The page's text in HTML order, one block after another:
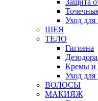
Уход для
ШЕЯ
ТЕЛО
Гигиена
Кремы и
Уход для
ВОЛОСЫ
МАКИЯЖ